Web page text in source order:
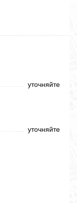
уточняйте
уточняйте